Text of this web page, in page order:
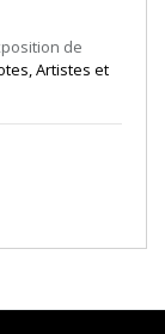
de
Artistes et